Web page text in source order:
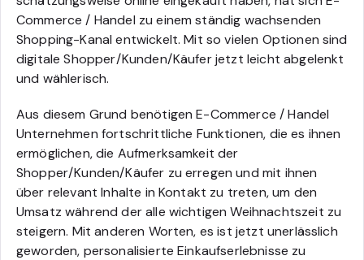
Commerce / Handel zu einem ständig wachsenden
Shopping-Kanal entwickelt. Mit so vielen Optionen sind
digitale Shopper/Kunden/Käufer jetzt leicht abgelenkt
und wählerisch.
Aus diesem Grund benötigen E-Commerce / Handel
Unternehmen fortschrittliche Funktionen, die es ihnen
ermöglichen, die Aufmerksamkeit der
Shopper/Kunden/Käufer zu erregen und mit ihnen
über relevant Inhalte in Kontakt zu treten, um den
Umsatz während der alle wichtigen Weihnachtszeit zu
steigern. Mit anderen Worten, es ist jetzt unerlässlich
geworden, personalisierte Einkaufserlebnisse zu